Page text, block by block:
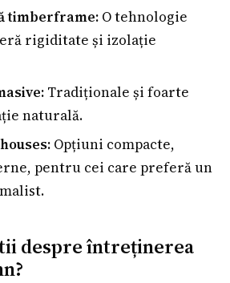
timberframe:O tehnologie
rigiditate și izolație
Tradiționale și foarte
naturală.
Opțiuni compacte,
pentru cei care preferă un
despre întreținerea